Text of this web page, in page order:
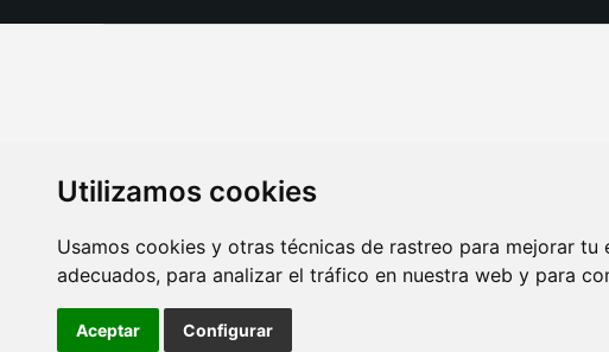
Utilizamos cookies
Usamos cookies y otras técnicas de rastreo para mejorar
adecuados, para analizar el tráfico en nuestra web y para
Aceptar Configurar
AVISO LEGAL POLITICA DE COOKIES POLITICA DE